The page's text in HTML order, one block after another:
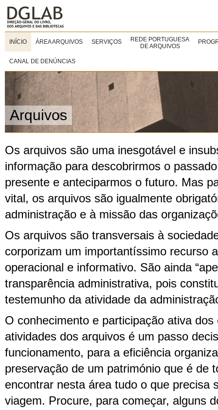
INÍCIO ÁREA ARQUIVOS SERVIÇOS
REDE PORTUGUESA
DE ARQUIVOS
CANAL DE DENÚNCIAS
Arquivos
Os arquivos são uma inesgotável e
informação para descobrirmos o
presente e anteciparmos o futuro. Mas
vital, os arquivos são igualmente
administração e à missão das
Os arquivos são transversais à
corporizam um importantíssimo recurso
operacional e informativo. São ainda
transparência administrativa, pois
testemunho da atividade da
O conhecimento e participação ativa
atividades dos arquivos é um passo
funcionamento, para a eficiência
preservação de um património que é de
encontrar nesta área tudo o que precisa
viagem. Procure, para começar, alguns